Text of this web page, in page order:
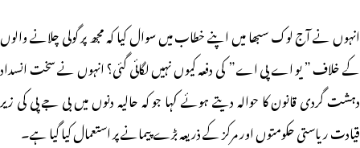
انہوں نے آج لوک سبھا میں اپنے خطاب میں سوال کیا کہ مجھ پر گولی چلانے والوں
کے خلاف ” یو اے پی اے” کی دفعہ کیوں نہیں لگائی گئی؟ انہوں نے سخت انسداد
دہشت گردی قانون کا حوالہ دیتے ہوئے کہا جو کہ حالیہ دنوں میں بی جے پی کی زیر
قیادت ریاستی حکومتوں اور مرکز کے ذریعہ بڑے پیمانے پر استعمال کیا گیا ہے۔